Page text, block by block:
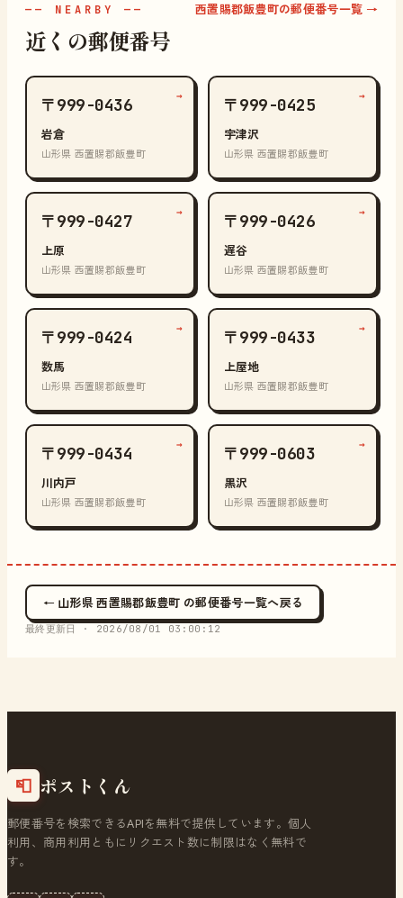
—— NEARBY ——
近くの郵便番号
西置賜郡飯豊町の郵便番号一覧 →
〒999-0436
岩倉
山形県 西置賜郡飯豊町
→ 〒999-0425
宇津沢
山形県 西置賜郡飯豊町
→
〒999-0427
上原
山形県 西置賜郡飯豊町
→ 〒999-0426
遅谷
山形県 西置賜郡飯豊町
→
〒999-0424
数馬
山形県 西置賜郡飯豊町
→ 〒999-0433
上屋地
山形県 西置賜郡飯豊町
→
〒999-0434
川内戸
山形県 西置賜郡飯豊町
→ 〒999-0603
黒沢
山形県 西置賜郡飯豊町
→
← 山形県 西置賜郡飯豊町 の郵便番号一覧へ戻る
最終更新日 · 2026/08/01 03:00:12
📮 ポストくん
郵便番号を検索できるAPIを無料で提供しています。個人
利用、商用利用ともにリクエスト数に制限はなく無料で
す。